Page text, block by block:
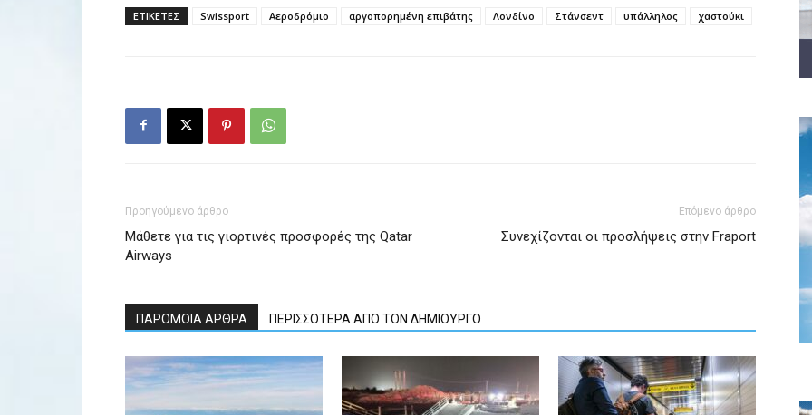
ΕΤΙΚΕΤΕΣ Swissport Αεροδρόμιο αργοπορημένη επιβάτης Λονδίνο Στάνσεντ υπάλληλος χαστούκι
Προηγούμενο άρθρο
Μάθετε για τις γιορτινές προσφορές της Qatar
Airways
Επόμενο άρθρο
Συνεχίζονται οι προσλήψεις στην Fraport
ΠΑΡΟΜΟΙΑ ΑΡΘΡΑ ΠΕΡΙΣΣΟΤΕΡΑ ΑΠΟ ΤΟΝ ΔΗΜΙΟΥΡΓΟ